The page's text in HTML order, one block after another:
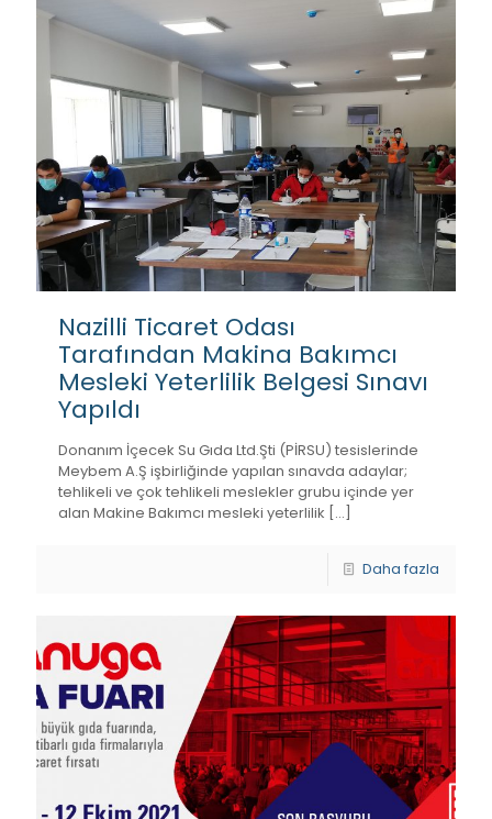
Nazilli Ticaret Odası
Tarafından Makina Bakımcı
Mesleki Yeterlilik Belgesi Sınavı
Yapıldı
Donanım İçecek Su Gıda Ltd.Şti (PİRSU) tesislerinde
Meybem A.Ş işbirliğinde yapılan sınavda adaylar;
tehlikeli ve çok tehlikeli meslekler grubu içinde yer
alan Makine Bakımcı mesleki yeterlilik […]
Daha fazla